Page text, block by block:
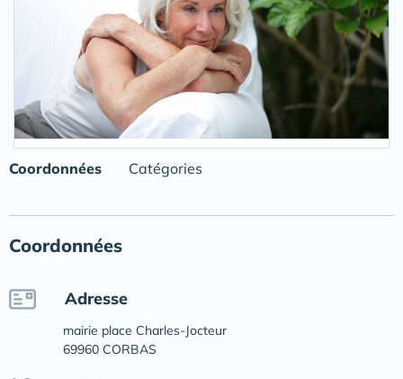
Coordonnées Catégories
Coordonnées
Adresse
mairie place Charles-Jocteur
69960 CORBAS